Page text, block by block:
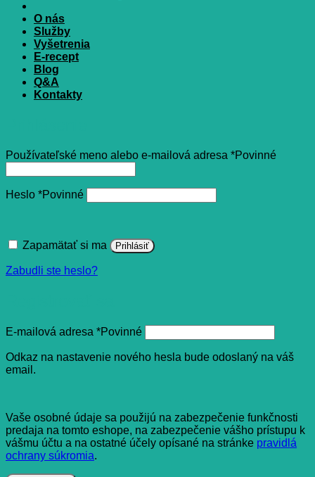
O nás
Služby
Vyšetrenia
E-recept
Blog
Q&A
Kontakty
Používateľské meno alebo e-mailová adresa *Povinné
Heslo *Povinné
Zapamätať si ma Prihlásiť
Zabudli ste heslo?
E-mailová adresa *Povinné
Odkaz na nastavenie nového hesla bude odoslaný na váš
email.
Vaše osobné údaje sa použijú na zabezpečenie funkčnosti
predaja na tomto eshope, na zabezpečenie vášho prístupu k
vášmu účtu a na ostatné účely opísané na stránke pravidlá
ochrany súkromia.